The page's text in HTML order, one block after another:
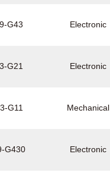
G43 Electronic
G21 Electronic
G11 Mechanical
G430 Electronic